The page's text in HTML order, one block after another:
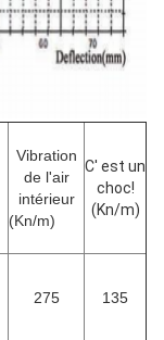
Vibration
de l'air
intérieur
(Kn/m)
C' est un
choc!
(Kn/m)
275 135